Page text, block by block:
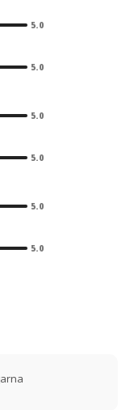
5.0
5.0
5.0
5.0
5.0
5.0